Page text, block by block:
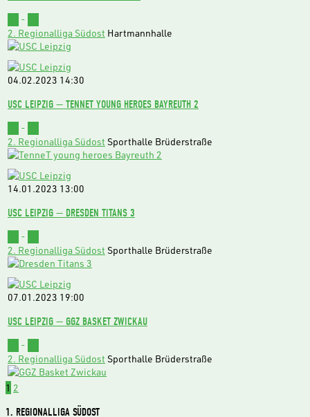
-
2. Regionalliga Südost Hartmannhalle
04.02.2023 14:30
USC LEIPZIG — TENNET YOUNG HEROES BAYREUTH 2
-
2. Regionalliga Südost Sporthalle Brüderstraße
14.01.2023 13:00
USC LEIPZIG — DRESDEN TITANS 3
-
2. Regionalliga Südost Sporthalle Brüderstraße
07.01.2023 19:00
USC LEIPZIG — GGZ BASKET ZWICKAU
-
2. Regionalliga Südost Sporthalle Brüderstraße
1 2
1. REGIONALLIGA SÜDOST